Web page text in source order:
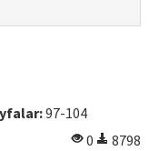
97-104
0
8798